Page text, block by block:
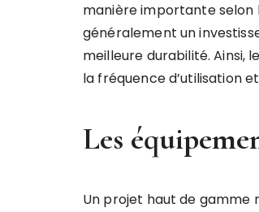
manière importante selon
généralement un
meilleure durabilité. Ainsi,
la fréquence d’utilisation
Les
Un projet haut de gamme